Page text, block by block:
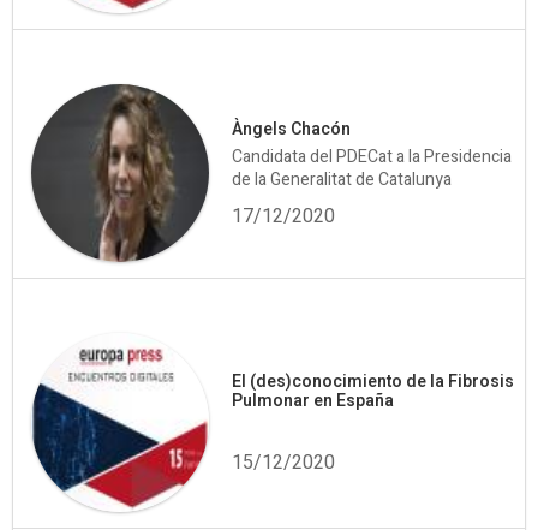
Àngels Chacón
Candidata del PDECat a la Presidencia
de la Generalitat de Catalunya
17/12/2020
El (des)conocimiento de la Fibrosis
Pulmonar en España
15/12/2020